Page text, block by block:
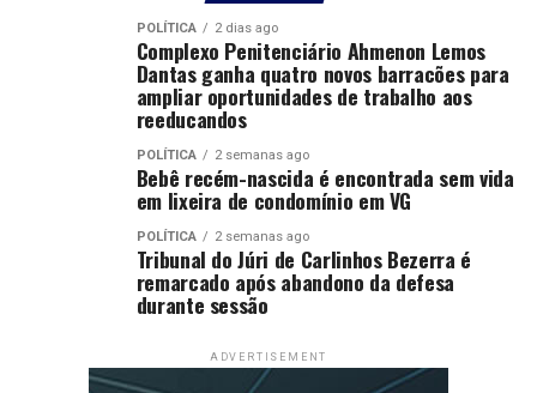
POLÍTICA 2 dias ago
Complexo Penitenciário Ahmenon Lemos
Dantas ganha quatro novos barracões para
ampliar oportunidades de trabalho aos
reeducandos
POLÍTICA 2 semanas ago
Bebê recém-nascida é encontrada sem vida
em lixeira de condomínio em VG
POLÍTICA 2 semanas ago
Tribunal do Júri de Carlinhos Bezerra é
remarcado após abandono da defesa
durante sessão
ADVERTISEMENT